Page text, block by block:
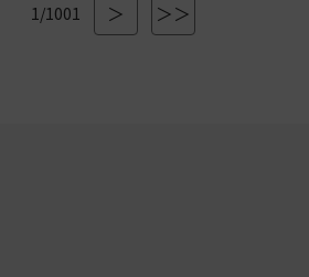
1/1001 ＞ ＞＞